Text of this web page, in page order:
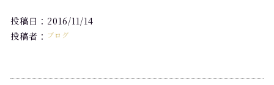
投稿日：2016/11/14
投稿者： ブログ